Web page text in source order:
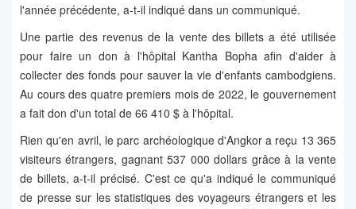
l'année précédente, a-t-il indiqué dans un communiqué.
Une partie des revenus de la vente des billets a été utilisée
pour faire un don à l'hôpital Kantha Bopha afin d'aider à
collecter des fonds pour sauver la vie d'enfants cambodgiens.
Au cours des quatre premiers mois de 2022, le gouvernement
a fait don d'un total de 66 410 $ à l'hôpital.
Rien qu'en avril, le parc archéologique d'Angkor a reçu 13 365
visiteurs étrangers, gagnant 537 000 dollars grâce à la vente
de billets, a-t-il précisé. C'est ce qu'a indiqué le communiqué
de presse sur les statistiques des voyageurs étrangers et les